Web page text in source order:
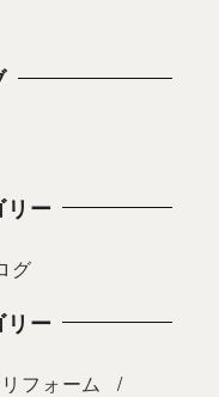
リー
グ
リー
フォーム